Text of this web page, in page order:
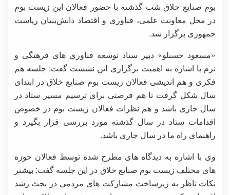
بوم صنایع خلاق شب گذشته با حضور فعالان این زیست بوم
در محل معاونت علمی، فناوری و اقتصاد دانش‌بنیان ریاست
جمهوری برگزار شد.
«مسعود حسنلو» دبیر ستاد توسعه فناوری های فرهنگی و
نرم با اشاره به اهمیت برگزاری این نشست گفت: جلسه هم
فکری و هم اندیشی فعالان زیست بوم صنایع خلاق در ابتدای
سال شکل گرفت تا هم فرصتی برای ترسیم مسیر ستاد در
سال جاری باشد و هم نظرات فعالان زیست بوم در خصوص
اقدامات ستاد در سال گذشته مورد بررسی قرار بگیرد و
راهنمای راه ما در سال جاری باشد.
وی با اشاره به دیدگاه های مطرح شده توسط فعالان حوزه
های مختلف زیست بوم صنایع خلاق در این جلسه گفت: بیشتر
نکات ناظر به زیرساخت مشارکت های مردمی در بحث رشد